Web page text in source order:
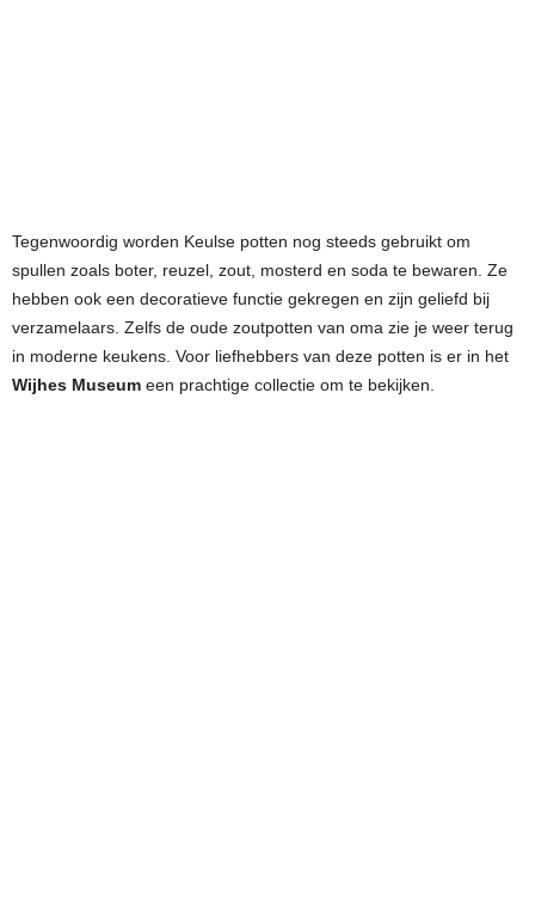
Tegenwoordig worden Keulse potten nog steeds gebruikt om
spullen zoals boter, reuzel, zout, mosterd en soda te bewaren. Ze
hebben ook een decoratieve functie gekregen en zijn geliefd bij
verzamelaars. Zelfs de oude zoutpotten van oma zie je weer terug
in moderne keukens. Voor liefhebbers van deze potten is er in het
Wijhes Museum een prachtige collectie om te bekijken.